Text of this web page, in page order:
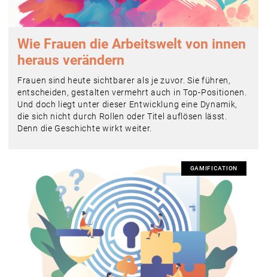
Wie Frauen die Arbeitswelt von innen
heraus verändern
Frauen sind heute sichtbarer als je zuvor. Sie führen,
entscheiden, gestalten vermehrt auch in Top-Positionen.
Und doch liegt unter dieser Entwicklung eine Dynamik,
die sich nicht durch Rollen oder Titel auflösen lässt.
Denn die Geschichte wirkt weiter.
GAMIFICATION